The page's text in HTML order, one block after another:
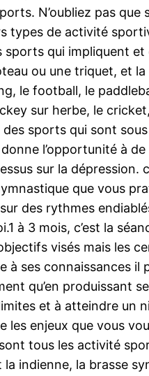
N’oubliez pas
types de activité
qui impliquent
ou une triquet, et
le football, le
sur herbe, le
sports qui sont
l’opportunité à
sur la
que vous
des rythmes
à 3 mois, c’est la
visés mais les
ses connaissances
qu’en produissant
et à atteindre un
enjeux que vous
tous les activité
indienne, la brasse